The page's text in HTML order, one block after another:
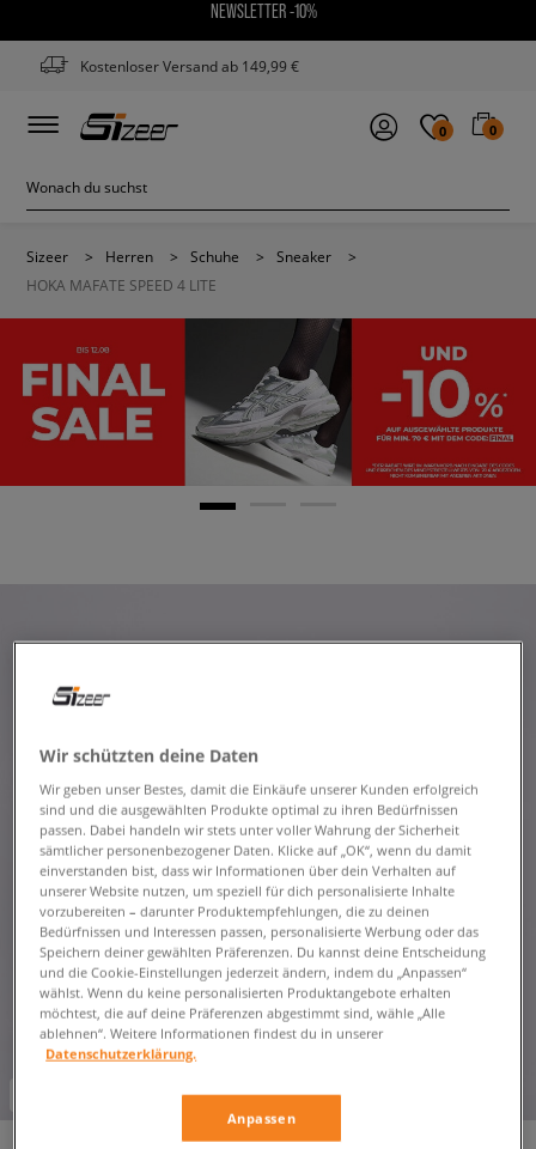
NEWSLETTER -10%
Kostenloser Versand ab 149,99 €
0 0
Sizeer > Herren > Schuhe > Sneaker
>
HOKA MAFATE SPEED 4 LITE
-10% ab 70€ mit dem Code:FINAL
Wir schützten deine Daten
Wir geben unser Bestes, damit die Einkäufe unserer Kunden erfolgreich
sind und die ausgewählten Produkte optimal zu ihren Bedürfnissen
passen. Dabei handeln wir stets unter voller Wahrung der Sicherheit
sämtlicher personenbezogener Daten. Klicke auf „OK“, wenn du damit
einverstanden bist, dass wir Informationen über dein Verhalten auf
unserer Website nutzen, um speziell für dich personalisierte Inhalte
vorzubereiten – darunter Produktempfehlungen, die zu deinen
Bedürfnissen und Interessen passen, personalisierte Werbung oder das
Speichern deiner gewählten Präferenzen. Du kannst deine Entscheidung
und die Cookie-Einstellungen jederzeit ändern, indem du „Anpassen“
wählst. Wenn du keine personalisierten Produktangebote erhalten
möchtest, die auf deine Präferenzen abgestimmt sind, wähle „Alle
ablehnen“. Weitere Informationen findest du in unserer
Datenschutzerklärung.
Anpassen